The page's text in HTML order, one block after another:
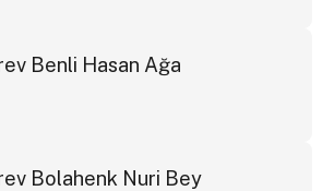
Benli Hasan Ağa
Bolahenk Nuri Bey